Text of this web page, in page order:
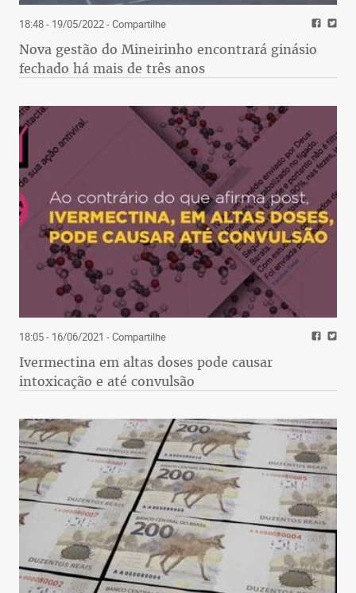
18:48 - 19/05/2022- Compartilhe
Nova gestão do Mineirinho encontrará ginásio
fechado há mais de três anos
18:05 - 16/06/2021 - Compartilhe
Ivermectina em altas doses pode causar
intoxicação e até convulsão